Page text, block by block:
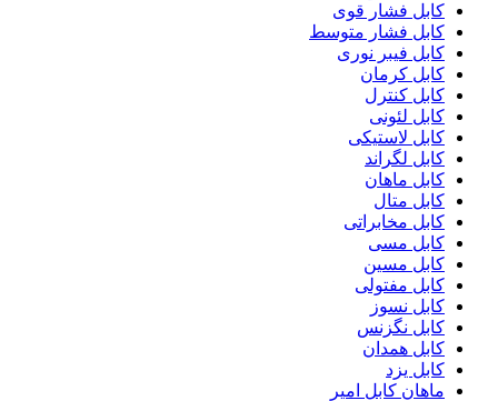
کابل فشار قوی
کابل فشار متوسط
کابل فیبر نوری
کابل کرمان
کابل کنترل
کابل لئونی
کابل لاستیکی
کابل لگراند
کابل ماهان
کابل متال
کابل مخابراتی
کابل مسی
کابل مسین
کابل مفتولی
کابل نسوز
کابل نگزنس
کابل همدان
کابل یزد
ماهان کابل امیر